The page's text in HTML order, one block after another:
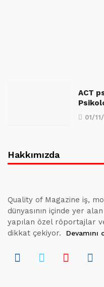
ACT
01/
Hakkımızda
Quality of Magazine iş,
dünyasının içinde yer
yapılan özel röportajlar
dikkat çekiyor.
Devamını